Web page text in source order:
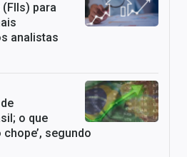
para
analistas
o que
segundo